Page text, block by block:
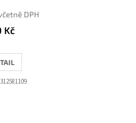
DPH
Kč